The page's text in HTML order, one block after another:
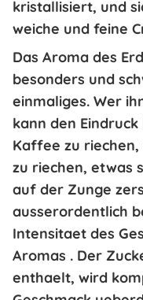
kristallisiert, und
weiche und feine
Das Aroma des
besonders und
einmaliges. Wer
kann den
Kaffee zu riechen,
zu riechen, etwas
auf der Zunge
ausserordentlich
Intensitaet des
Aromas . Der
enthaelt, wird